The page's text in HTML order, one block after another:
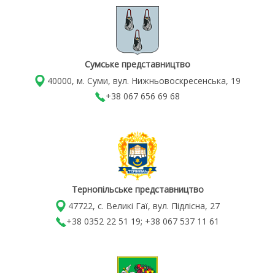
Сумське представництво
40000, м. Суми, вул. Нижньовоскресенська, 19
+38 067 656 69 68
Тернопільське представництво
47722, с. Великі Гаї, вул. Підлісна, 27
+38 0352 22 51 19; +38 067 537 11 61